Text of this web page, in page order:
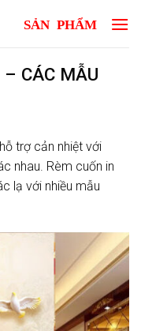
– CÁC MẪU
trợ cản nhiệt với
nhau. Rèm cuốn in
lạ với nhiều mẫu